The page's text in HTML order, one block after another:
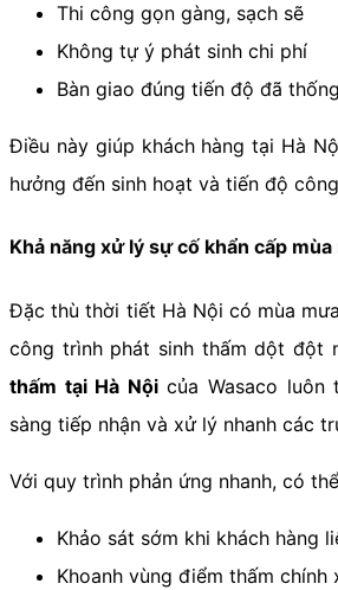
Thi công gọn gàng, sạch sẽ
Không tự ý phát sinh chi phí
Bàn giao đúng tiến độ đã
Điều này giúp khách hàng tại Hà
hưởng đến sinh hoạt và tiến độ
Khả năng xử lý sự cố khẩn cấp
Đặc thù thời tiết Hà Nội có mùa
công trình phát sinh thấm dột
thấm tại Hà Nộicủa Wasaco luôn
sàng tiếp nhận và xử lý nhanh các
Với quy trình phản ứng nhanh, có
Khảo sát sớm khi khách hàng
Khoanh vùng điểm thấm chính